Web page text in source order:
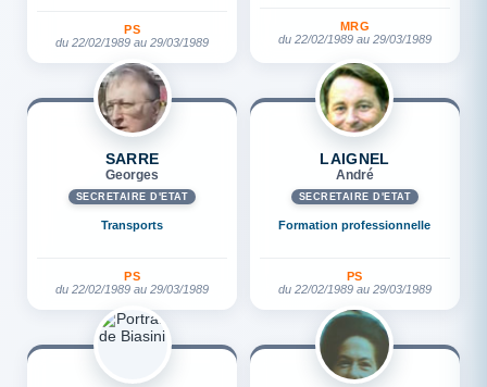
PS
du 22/02/1989 au 29/03/1989
MRG
du 22/02/1989 au 29/03/1989
SARRE
Georges
SECRÉTAIRE D'ETAT
Transports
PS
du 22/02/1989 au 29/03/1989
LAIGNEL
André
SECRÉTAIRE D'ETAT
Formation professionnelle
PS
du 22/02/1989 au 29/03/1989